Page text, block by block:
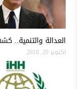
العدالة
أكتوبر 20, 2018